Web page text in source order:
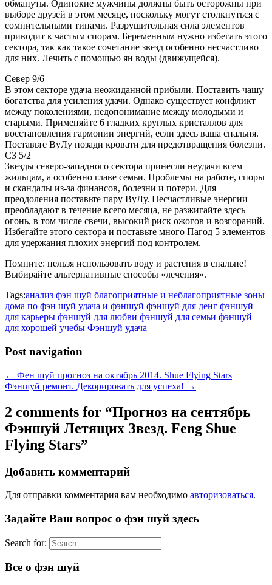
обмануты. Одинокие мужчины должны быть осторожны при
выборе друзей в этом месяце, поскольку могут столкнуться с
сомнительными типами. Разрушительная сила элементов
приводит к частым спорам. Беременным нужно избегать этого
сектора, так как такое сочетание звезд особенно несчастливо
для них. Лечить с помощью ян воды (движущейся).
Север 9/6
В этом секторе удача неожиданной прибыли. Поставить чашу
богатства для усиления удачи. Однако существует конфликт
между поколениями, недопонимание между молодыми и
старыми. Применяйте 6 гладких круглых кристаллов для
восстановления гармонии энергий, если здесь ваша спальня.
Поставьте ВуЛу позади кровати для предотвращения болезни.
СЗ 5/2
Звезды северо-западного сектора принесли неудачи всем
жильцам, а особенно главе семьи. Проблемы на работе, споры
и скандалы из-за финансов, болезни и потери. Для
преодоления поставьте пару ВуЛу. Несчастливые энергии
преобладают в течение всего месяца, не разжигайте здесь
огонь, в том числе свечи, высокий риск ожогов и возгораний.
Избегайте этого сектора и поставьте много Пагод 5 элементов
для удержания плохих энергий под контролем.
Помните: нельзя использовать воду и растения в спальне!
Выбирайте альтернативные способы «лечения».
Tags:анализ фэн шуй благоприятные и неблагоприятные зоны
дома по фэн шуй удача и фэншуй фэншуй для денг фэншуй
для карьеры фэншуй для любви фэншуй для семьи фэншуй
для хорошей учебы Фэншуй удача
Post navigation
← Фен шуй прогноз на октябрь 2014. Shue Flying Stars
Фэншуй ремонт. Декорировать для успеха! →
2 comments for “Прогноз на сентябрь
Фэншуй Летящих Звезд. Feng Shue
Flying Stars”
Добавить комментарий
Для отправки комментария вам необходимо авторизоваться.
Задайте Ваш вопрос о фэн шуй здесь
Search for:
Все о фэн шуй